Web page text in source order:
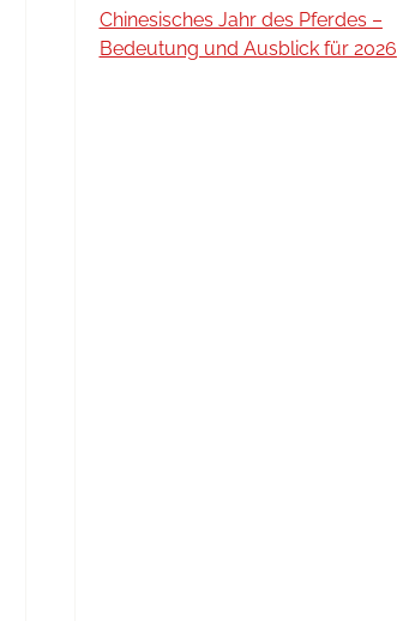
Chinesisches Jahr des Pferdes –
Bedeutung und Ausblick für 2026